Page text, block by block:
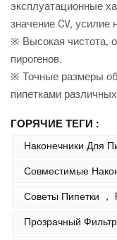
эксплуатационные
значение CV, усилие
※ Высокая чистота,
пирогенов.
※ Точные размеры
пипетками
ГОРЯЧИЕ ТЕГИ :
Наконечники Для
Совместимые
Советы Пипетки ，
Прозрачный